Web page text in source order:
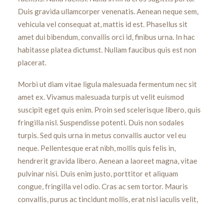
Duis gravida ullamcorper venenatis. Aenean neque sem,
vehicula vel consequat at, mattis id est. Phasellus sit
amet dui bibendum, convallis orci id, finibus urna. In hac
habitasse platea dictumst. Nullam faucibus quis est non
placerat.
Morbi ut diam vitae ligula malesuada fermentum nec sit
amet ex. Vivamus malesuada turpis ut velit euismod
suscipit eget quis enim. Proin sed scelerisque libero, quis
fringilla nisl. Suspendisse potenti. Duis non sodales
turpis. Sed quis urna in metus convallis auctor vel eu
neque. Pellentesque erat nibh, mollis quis felis in,
hendrerit gravida libero. Aenean a laoreet magna, vitae
pulvinar nisi. Duis enim justo, porttitor et aliquam
congue, fringilla vel odio. Cras ac sem tortor. Mauris
convallis, purus ac tincidunt mollis, erat nisl iaculis velit,